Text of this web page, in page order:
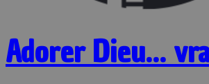
Adorer Dieu…